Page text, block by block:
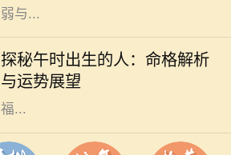
弱与...
探秘午时出生的人：命格解析
与运势展望
在中国传统命理学中，出生时辰对一
个人的性格、命运有着重要的影响。
其中，午时（中午11点到1点）出生
的人，因其时辰的特殊性，常被视作
福...